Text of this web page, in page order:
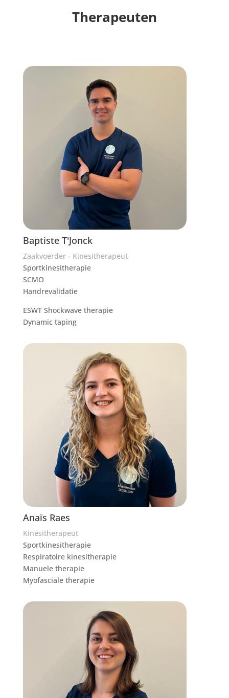
Therapeuten
Baptiste T'Jonck
Zaakvoerder - Kinesitherapeut
Sportkinesitherapie
SCMO
Handrevalidatie
ESWT Shockwave therapie
Dynamic taping
Anaïs Raes
Kinesitherapeut
Sportkinesitherapie
Respiratoire kinesitherapie
Manuele therapie
Myofasciale therapie